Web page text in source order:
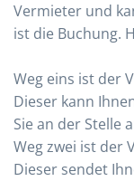
Vermieter und
ist die Buchung.
Weg eins ist der
Dieser kann
Sie an der Stelle
Weg zwei ist der
Dieser sendet